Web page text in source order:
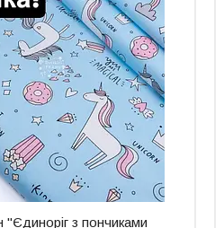
"Єдиноріг з пончиками